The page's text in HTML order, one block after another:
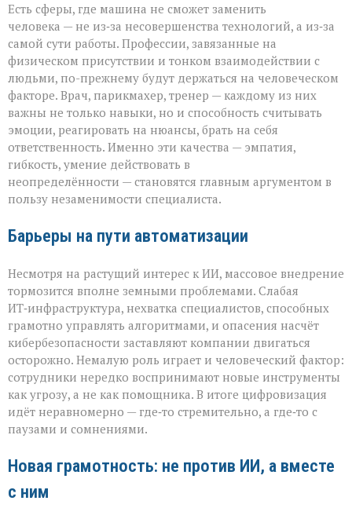
Есть сферы, где машина не сможет заменить
человека — не из‑за несовершенства технологий, а из‑за
самой сути работы. Профессии, завязанные на
физическом присутствии и тонком взаимодействии с
людьми, по-прежнему будут держаться на человеческом
факторе. Врач, парикмахер, тренер — каждому из них
важны не только навыки, но и способность считывать
эмоции, реагировать на нюансы, брать на себя
ответственность. Именно эти качества — эмпатия,
гибкость, умение действовать в
неопределённости — становятся главным аргументом в
пользу незаменимости специалиста.
Барьеры на пути автоматизации
Несмотря на растущий интерес к ИИ, массовое внедрение
тормозится вполне земными проблемами. Слабая
ИТ‑инфраструктура, нехватка специалистов, способных
грамотно управлять алгоритмами, и опасения насчёт
кибербезопасности заставляют компании двигаться
осторожно. Немалую роль играет и человеческий фактор:
сотрудники нередко воспринимают новые инструменты
как угрозу, а не как помощника. В итоге цифровизация
идёт неравномерно — где‑то стремительно, а где‑то с
паузами и сомнениями.
Новая грамотность: не против ИИ, а вместе
с ним